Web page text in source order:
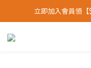
立即加入會員領
立即加入會員領
會員福利新升級